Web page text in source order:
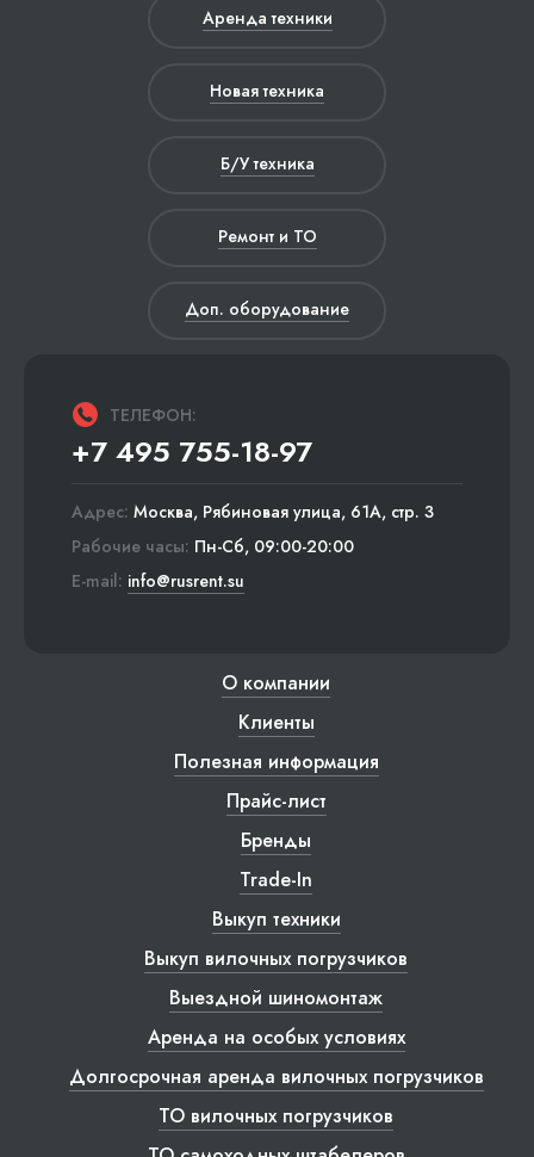
Аренда техники
Новая техника
Б/У техника
Ремонт и ТО
Доп. оборудование
ТЕЛЕФОН:
+7 495 755-18-97
Адрес: Москва, Рябиновая улица, 61А, стр. 3
Рабочие часы: Пн-Сб, 09:00-20:00
E-mail: info@rusrent.su
О компании
Клиенты
Полезная информация
Прайс-лист
Бренды
Trade-In
Выкуп техники
Выкуп вилочных погрузчиков
Выездной шиномонтаж
Аренда на особых условиях
Долгосрочная аренда вилочных погрузчиков
ТО вилочных погрузчиков